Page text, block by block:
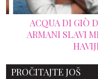
ACQUA DI GIÒ
ARMANI SLAVI
PROČITAJTE JOŠ